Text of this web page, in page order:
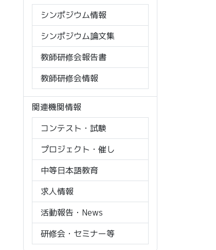
シンポジウム情報
シンポジウム論文集
教師研修会報告書
教師研修会情報
関連機関情報
コンテスト・試験
プロジェクト・催し
中等日本語教育
求人情報
活動報告・News
研修会・セミナー等